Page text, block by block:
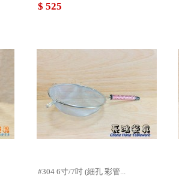
$ 525
#304 6寸/7吋 (細孔 彩管...